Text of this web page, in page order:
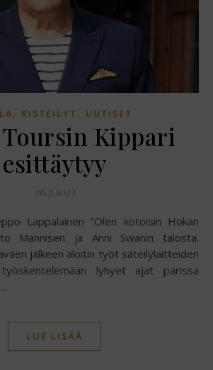
, RISTEILYT , UUTISET
Kippari
esittäytyy
26.7.2023
Mannisen ja Anni Swanin talosta.
jälkeen aloitin työt säteilylaitteiden
lyhyet ajat parissa
LUE LISÄÄ